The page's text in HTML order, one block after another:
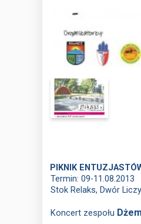
PIKNIK
Termin: 09-11.08.2013
Stok Relaks, Dwór
Koncert zespołu Dżem